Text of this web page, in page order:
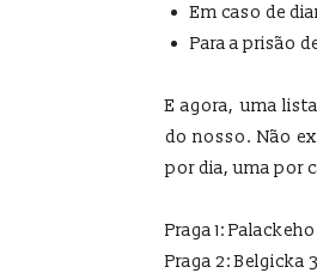
Em caso de
Para a prisão
E agora, uma
do nosso. Não
por dia, uma por
Praga 1:
Praga 2: Belgicka